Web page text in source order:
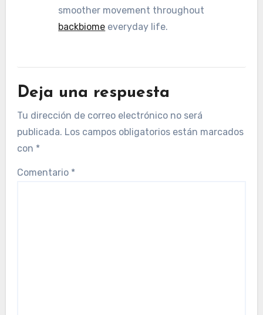
smoother movement throughout
backbiome everyday life.
Deja una respuesta
Tu dirección de correo electrónico no será
publicada. Los campos obligatorios están marcados
con *
Comentario *